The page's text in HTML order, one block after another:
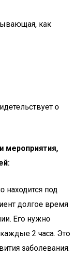
как
о
мероприятия,
находится под
долгое время
Его нужно
2 часа. Это
заболевания.